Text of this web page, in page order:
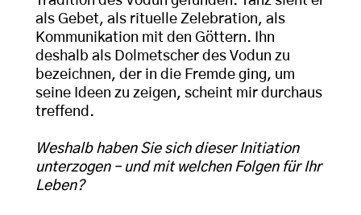
als Gebet, als rituelle Zelebration, als
Kommunikation mit den Göttern. Ihn
deshalb als Dolmetscher des Vodun zu
bezeichnen, der in die Fremde ging, um
seine Ideen zu zeigen, scheint mir durchaus
treffend.
Weshalb haben Sie sich dieser Initiation
unterzogen – und mit welchen Folgen für Ihr
Leben?